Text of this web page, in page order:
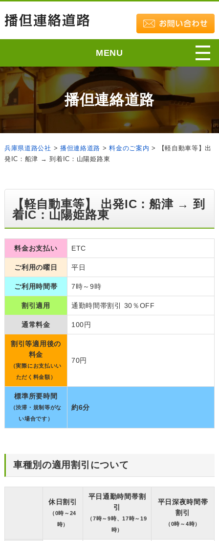
MENU
播但連絡道路
兵庫県道路公社 > 播但連絡道路 >料金のご案内 >
【軽自動車等】出
発IC：船津 → 到着IC：山陽姫路東
【軽自動車等】 出発IC：船津 → 到
着IC：山陽姫路東
料金お支払い ETC
ご利用の曜日 平日
ご利用時間帯 7時～9時
割引適用 通勤時間帯割引 30％OFF
通常料金 100円
割引等適用後の
料金
（実際にお支払いい
ただく料金額）
70円
標準所要時間
（渋滞・規制等がな
い場合です）
約6分
車種別の適用割引について
休日割引
（0時～24
時）
平日通勤時間帯割
引
（7時～9時、17時～19
時）
平日深夜時間帯
割引
（0時～4時）